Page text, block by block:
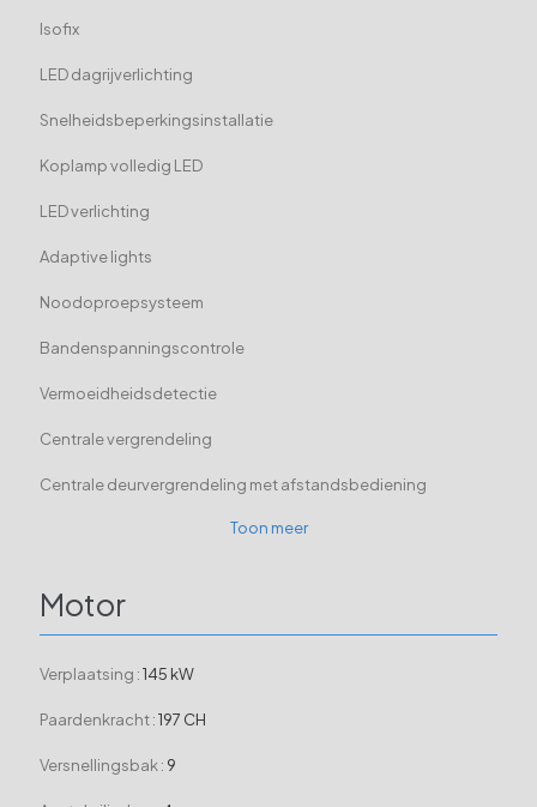
Isofix
LED dagrijverlichting
Snelheidsbeperkingsinstallatie
Koplamp volledig LED
LED verlichting
Adaptive lights
Noodoproepsysteem
Bandenspanningscontrole
Vermoeidheidsdetectie
Centrale vergrendeling
Centrale deurvergrendeling met afstandsbediening
Toon meer
Motor
Verplaatsing :145 kW
Paardenkracht :197 CH
Versnellingsbak : 9